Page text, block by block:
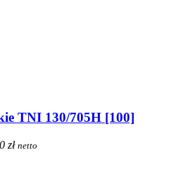
TNI 130/705H [100]
zł netto